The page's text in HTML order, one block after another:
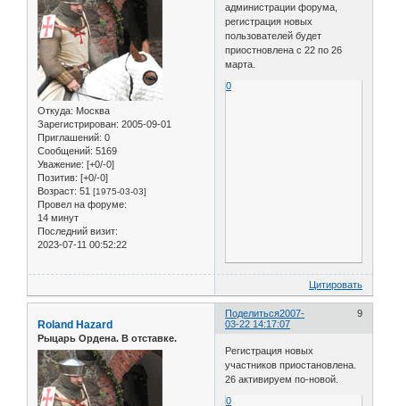
Откуда: Москва
Зарегистрирован: 2005-09-01
Приглашений: 0
Сообщений: 5169
Уважение: [+0/-0]
Позитив: [+0/-0]
Возраст: 51 [1975-03-03]
Провел на форуме:
14 минут
Последний визит:
2023-07-11 00:52:22
администрации форума,
регистрация новых
пользователей будет
приостновлена с 22 по 26
марта.
0
Цитировать
Поделиться 9
2007-
03-22 14:17:07
Roland Hazard
Рыцарь Ордена. В отставке.
Регистрация новых
участников приостановлена.
26 активируем по-новой.
0